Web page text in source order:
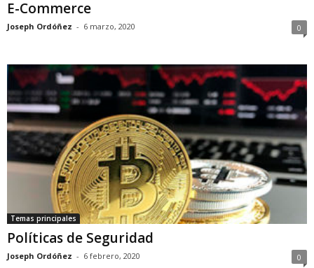
E-Commerce
Joseph Ordóñez - 6 marzo, 2020 0
Temas principales
Políticas de Seguridad
Joseph Ordóñez - 6 febrero, 2020 0